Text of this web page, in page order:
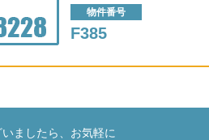
物件番号
F385
ましたら、お気軽に